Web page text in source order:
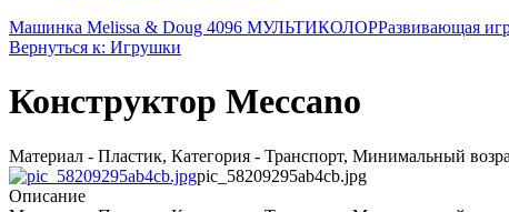
Машинка Melissa & Doug 4096 МУЛЬТИКОЛОРРазвивающая
Вернуться к: Игрушки
Конструктор Meccano
Материал - Пластик, Категория - Транспорт, Минимальный
pic_58209295ab4cb.jpg
Описание